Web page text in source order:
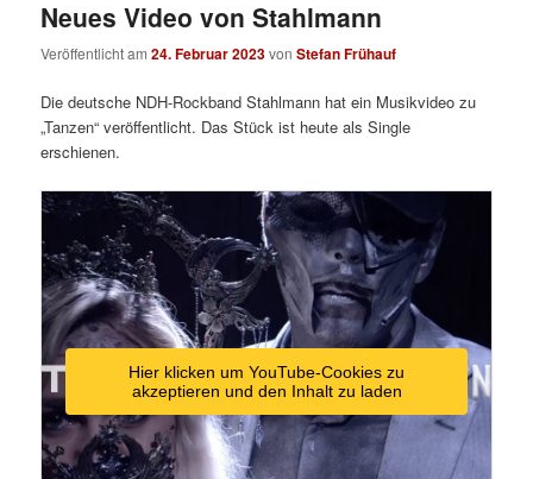
Neues Video von Stahlmann
Veröffentlicht am24. Februar 2023vonStefan Frühauf
Die deutsche NDH-Rockband Stahlmann hat ein Musikvideo zu
„Tanzen“ veröffentlicht. Das Stück ist heute als Single
erschienen.
Hier klicken um YouTube-Cookies zu
akzeptieren und den Inhalt zu laden